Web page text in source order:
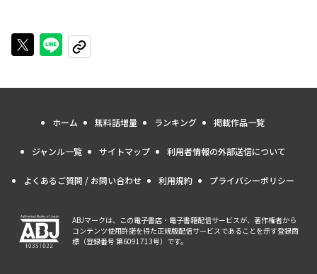
Xで投稿するLINEでシェアする
URLをコピーする
ホーム 無料話増量 ランキング 掲載作品一覧
ジャンル一覧 サイトマップ 利用者情報の外部送信について
よくあるご質問 / お問い合わせ 利用規約 プライバシーポリシー
ABJマークは、この電子書店・電子書籍配信サービスが、著作権者から
コンテンツ使用許諾を得た正規版配信サービスであることを示す登録商
標（登録番号 第6091713号）です。